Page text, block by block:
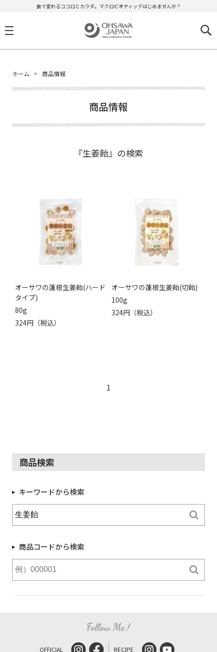
食で変わるココロとカラダ。マクロビオティックはじめませんか？
ホーム 商品情報
商品情報
『生姜飴』の検索
オーサワの蓮根生姜飴(ハード
タイプ)
80g
324円（税込）
オーサワの蓮根生姜飴(切飴)
100g
324円（税込）
1
商品検索
キーワードから検索
商品コードから検索
OFFICIAL RECIPE